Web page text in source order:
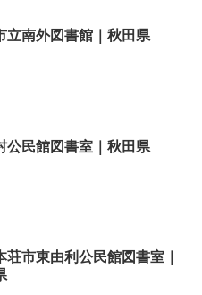
立南外図書館｜秋田県
公民館図書室｜秋田県
荘市東由利公民館図書室｜